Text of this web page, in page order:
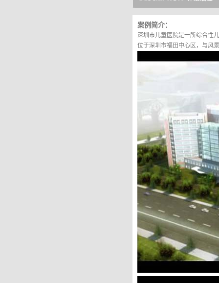
案例简介：
深圳市儿童医院是一所综合性
位于深圳市福田中心区，与风